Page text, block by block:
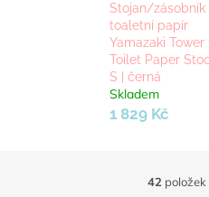
Stojan/zásobník
toaletní papír
Yamazaki Tower
Toilet Paper
S | černá
Skladem
1 829 Kč
42 položek